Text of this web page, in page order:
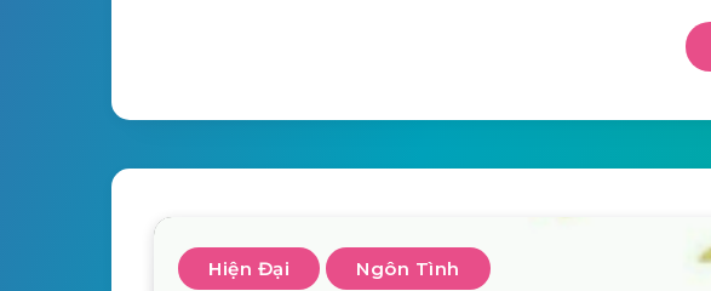
Hiện Đại Ngôn Tình